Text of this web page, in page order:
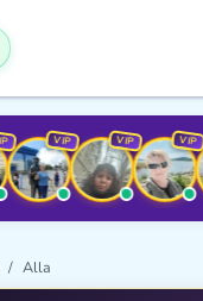
VIP VIP VIP
Alla